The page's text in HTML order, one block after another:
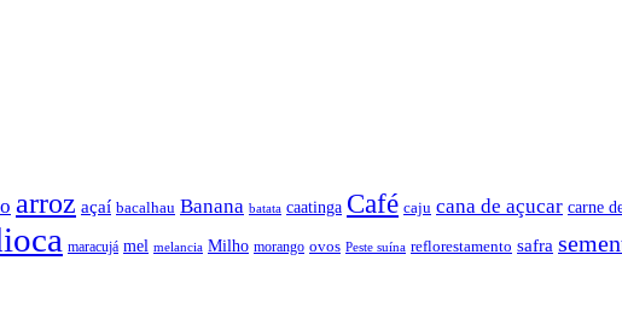
arroz açaí bacalhau Banana batata caatinga Café caju cana de açucar carne
maracujá mel melancia Milho morango ovos Peste suína reflorestamento safra